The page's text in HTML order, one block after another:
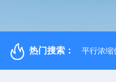
热门搜索： 平行浓缩